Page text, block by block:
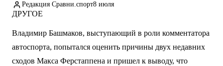
Редакция Сравни.спорт8 июля
ДРУГОЕ
Владимир Башмаков, выступающий в роли комментатора
автоспорта, попытался оценить причины двух недавних
сходов Макса Ферстаппена и пришел к выводу, что